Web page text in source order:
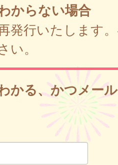
からない場合
発行いたします
い。
かる、かつメー